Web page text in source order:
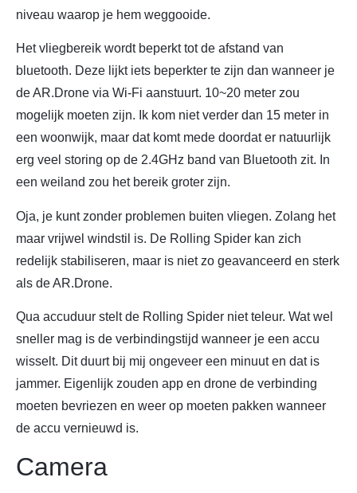
niveau waarop je hem weggooide.
Het vliegbereik wordt beperkt tot de afstand van
bluetooth. Deze lijkt iets beperkter te zijn dan wanneer je
de AR.Drone via Wi-Fi aanstuurt. 10~20 meter zou
mogelijk moeten zijn. Ik kom niet verder dan 15 meter in
een woonwijk, maar dat komt mede doordat er natuurlijk
erg veel storing op de 2.4GHz band van Bluetooth zit. In
een weiland zou het bereik groter zijn.
Oja, je kunt zonder problemen buiten vliegen. Zolang het
maar vrijwel windstil is. De Rolling Spider kan zich
redelijk stabiliseren, maar is niet zo geavanceerd en sterk
als de AR.Drone.
Qua accuduur stelt de Rolling Spider niet teleur. Wat wel
sneller mag is de verbindingstijd wanneer je een accu
wisselt. Dit duurt bij mij ongeveer een minuut en dat is
jammer. Eigenlijk zouden app en drone de verbinding
moeten bevriezen en weer op moeten pakken wanneer
de accu vernieuwd is.
Camera